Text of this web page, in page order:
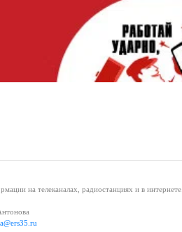
на телеканалах, радиостанциях и в интернете.